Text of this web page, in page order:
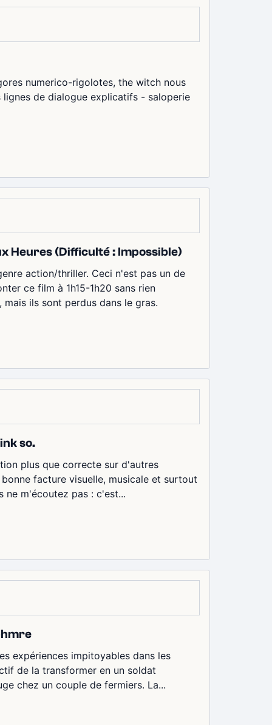
numerico-rigolotes, the witch nous
lignes de dialogue explicatifs - saloperie
Heures (Difficulté : Impossible)
action/thriller. Ceci n'est pas un de
ce film à 1h15-1h20 sans rien
ils sont perdus dans le gras.
so.
plus que correcte sur d'autres
facture visuelle, musicale et surtout
ne m'écoutez pas : c'est...
expériences impitoyables dans les
de la transformer en un soldat
chez un couple de fermiers. La...